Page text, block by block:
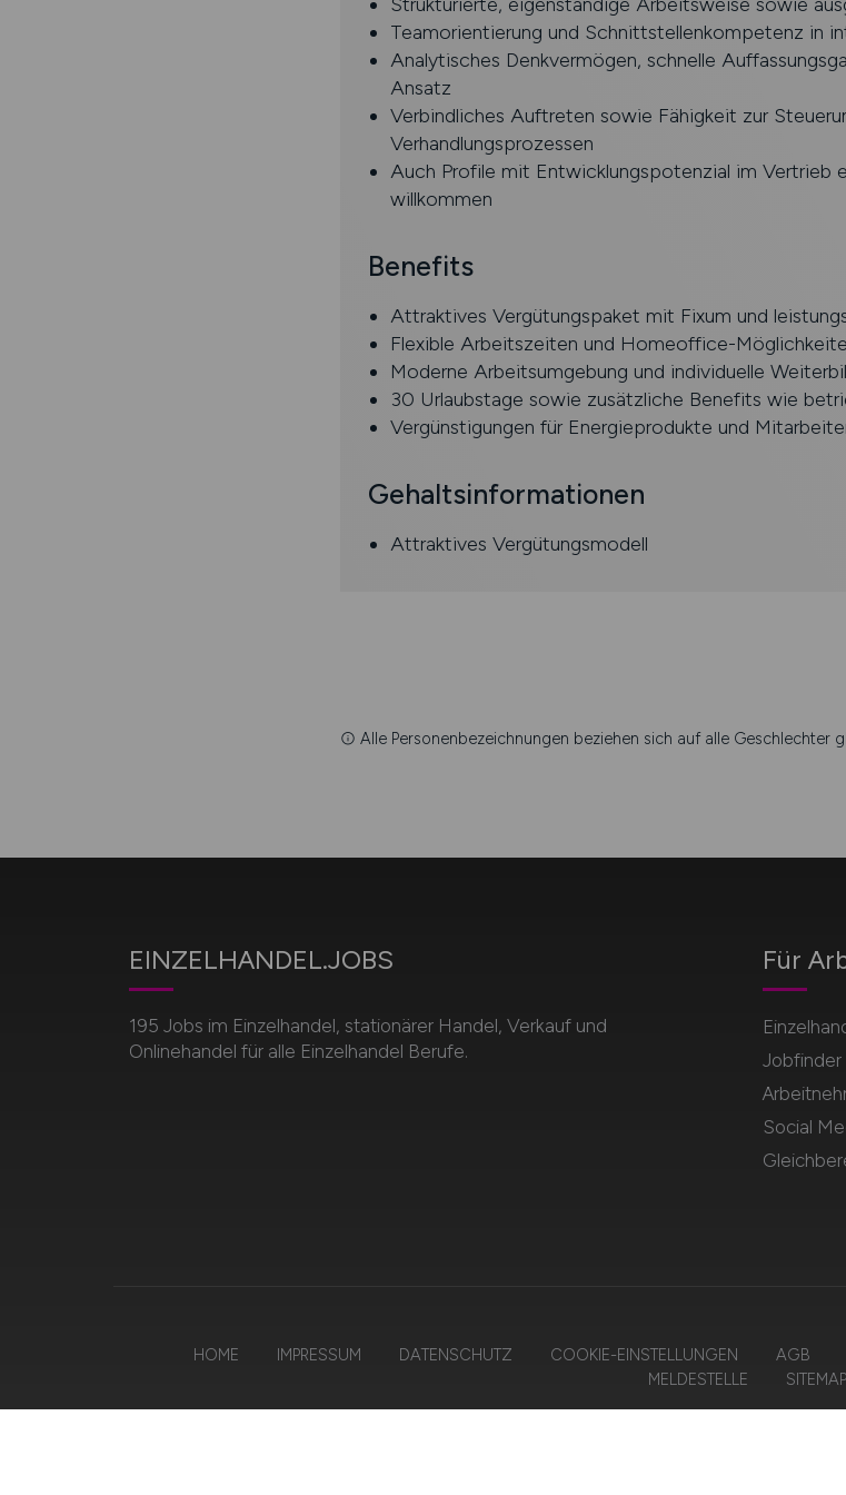
Teamorientierung und Schnittstellenkompetenz in
Analytisches Denkvermögen, schnelle
Ansatz
Verbindliches Auftreten sowie Fähigkeit zur
Verhandlungsprozessen
Auch Profile mit Entwicklungspotenzial im Vertrieb
willkommen
Benefits
Attraktives Vergütungspaket mit Fixum und
Flexible Arbeitszeiten und Homeoffice-
Moderne Arbeitsumgebung und individuelle
30 Urlaubstage sowie zusätzliche Benefits wie
Vergünstigungen für Energieprodukte und
Gehaltsinformationen
Attraktives Vergütungsmodell
Alle Personenbezeichnungen beziehen sich auf alle Geschlechter
EINZELHANDEL.JOBS
195 Jobs im Einzelhandel, stationärer Handel, Verkauf und
Onlinehandel für alle Einzelhandel Berufe.
Für
Jobfinder
Social
HOME IMPRESSUM DATENSCHUTZ COOKIE-EINSTELLUNGEN AGB
MELDESTELLE
SITEMAP